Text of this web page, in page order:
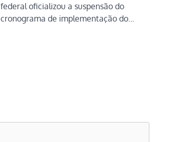
federal oficializou a suspensão do
cronograma de implementação do…